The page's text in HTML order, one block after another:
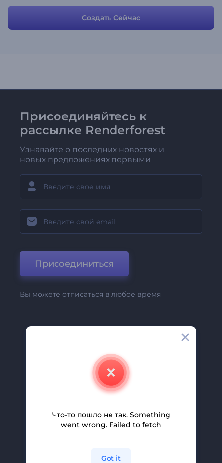
сцены и текст, загружать медиа-файлы для создания более
персонализированного видео.Создать Сейчас
Присоединяйтесь к
рассылке Renderforest
Узнавайте о последних новостях и
новых предложениях первыми
Присоединиться
Вы можете отписаться в любое время
Компания
Свяжитесь С Нами
Помощь И Поддержка
Партнерская Программа
Политика Конфиденциальности
Что-то пошло не так. Something
went wrong. Failed to fetch
Got it